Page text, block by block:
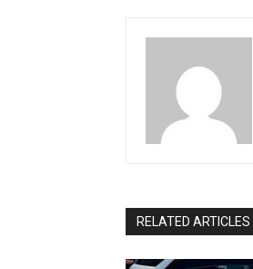
RELATED ARTICLES